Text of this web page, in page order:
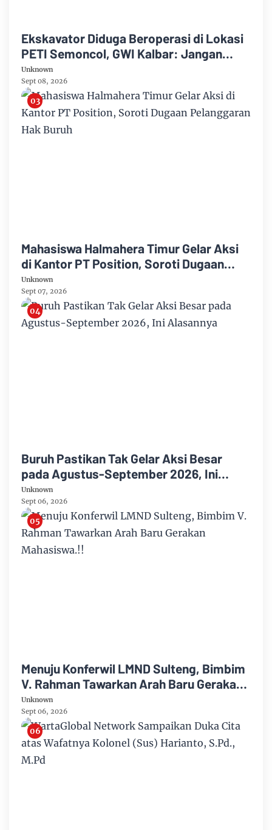
Ekskavator Diduga Beroperasi di Lokasi
PETI Semoncol, GWI Kalbar: Jangan
Hanya Tangkap Pekerja!
Unknown
Sept 08, 2026
Mahasiswa Halmahera Timur Gelar Aksi
di Kantor PT Position, Soroti Dugaan
Pelanggaran Hak Buruh
Unknown
Sept 07, 2026
Buruh Pastikan Tak Gelar Aksi Besar
pada Agustus-September 2026, Ini
Alasannya
Unknown
Sept 06, 2026
Menuju Konferwil LMND Sulteng, Bimbim
V. Rahman Tawarkan Arah Baru Gerakan
Mahasiswa.!!
Unknown
Sept 06, 2026